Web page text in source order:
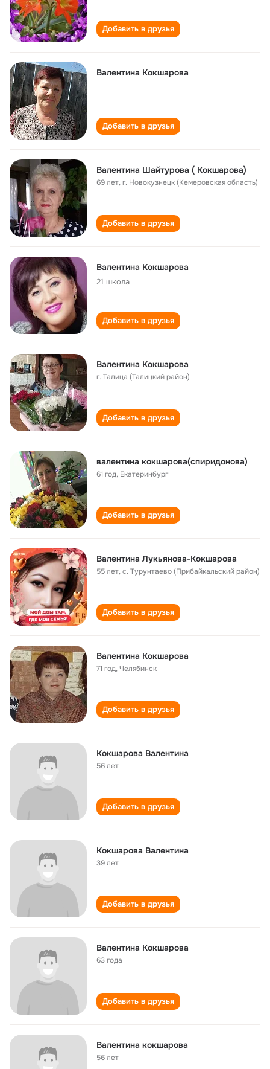
Добавить в друзья
Валентина Кокшарова
Добавить в друзья
Валентина Шайтурова ( Кокшарова)
69 лет,г. Новокузнецк (Кемеровская область)
Добавить в друзья
Валентина Кокшарова
21 школа
Добавить в друзья
Валентина Кокшарова
г. Талица (Талицкий район)
Добавить в друзья
валентина кокшарова(спиридонова)
61 год, Екатеринбург
Добавить в друзья
Валентина Лукьянова-Кокшарова
55 лет,с. Турунтаево (Прибайкальский район)
Добавить в друзья
Валентина Кокшарова
71 год,Челябинск
Добавить в друзья
Кокшарова Валентина
56 лет
Добавить в друзья
Кокшарова Валентина
39 лет
Добавить в друзья
Валентина Кокшарова
63 года
Добавить в друзья
Валентина кокшарова
56 лет